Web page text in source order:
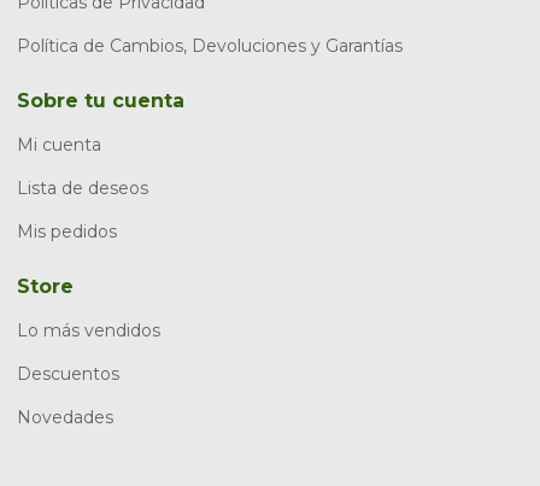
Política de Cambios, Devoluciones y Garantías
Sobre tu cuenta
Mi cuenta
Lista de deseos
Mis pedidos
Store
Lo más vendidos
Descuentos
Novedades